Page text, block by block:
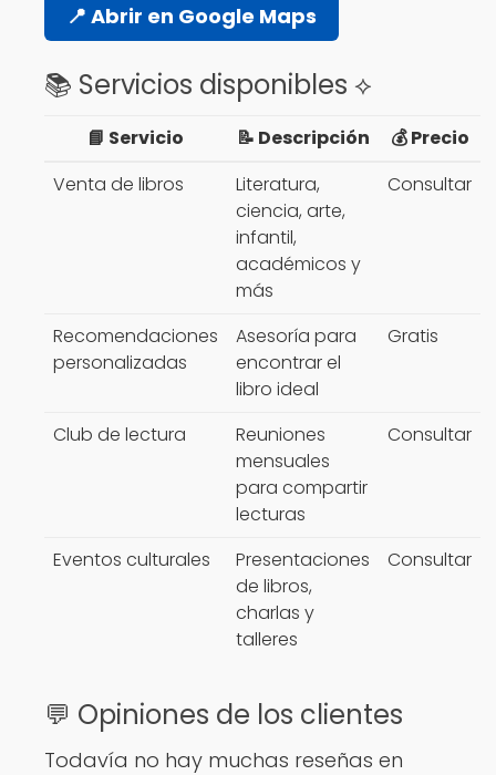
📍 Abrir en Google Maps
📚 Servicios disponibles ⟡
📘 Servicio 📝 Descripción
💰 Precio
Venta de libros
Literatura,
ciencia, arte,
infantil,
académicos y
más
Consultar
Recomendaciones
personalizadas
Asesoría para
encontrar el
libro ideal
Gratis
Club de lectura
Reuniones
mensuales
para compartir
lecturas
Consultar
Eventos culturales
Presentaciones
de libros,
charlas y
talleres
Consultar
💬 Opiniones de los clientes
Todavía no hay muchas reseñas en